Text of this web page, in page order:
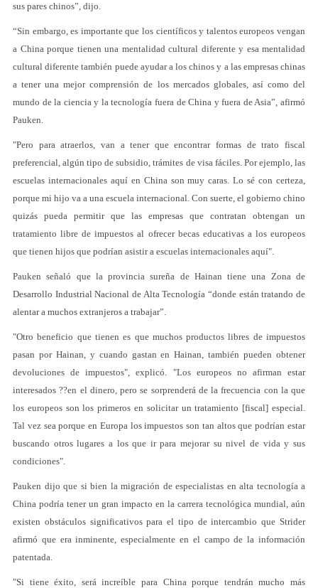
sus pares chinos”, dijo.
“Sin embargo, es importante que los científicos y talentos europeos vengan
a China porque tienen una mentalidad cultural diferente y esa mentalidad
cultural diferente también puede ayudar a los chinos y a las empresas chinas
a tener una mejor comprensión de los mercados globales, así como del
mundo de la ciencia y la tecnología fuera de China y fuera de Asia”, afirmó
Pauken.
"Pero para atraerlos, van a tener que encontrar formas de trato fiscal
preferencial, algún tipo de subsidio, trámites de visa fáciles. Por ejemplo, las
escuelas internacionales aquí en China son muy caras. Lo sé con certeza,
porque mi hijo va a una escuela internacional. Con suerte, el gobierno chino
quizás pueda permitir que las empresas que contratan obtengan un
tratamiento libre de impuestos al ofrecer becas educativas a los europeos
que tienen hijos que podrían asistir a escuelas internacionales aquí".
Pauken señaló que la provincia sureña de Hainan tiene una Zona de
Desarrollo Industrial Nacional de Alta Tecnología “donde están tratando de
alentar a muchos extranjeros a trabajar”.
"Otro beneficio que tienen es que muchos productos libres de impuestos
pasan por Hainan, y cuando gastan en Hainan, también pueden obtener
devoluciones de impuestos", explicó. "Los europeos no afirman estar
interesados ??en el dinero, pero se sorprenderá de la frecuencia con la que
los europeos son los primeros en solicitar un tratamiento [fiscal] especial.
Tal vez sea porque en Europa los impuestos son tan altos que podrían estar
buscando otros lugares a los que ir para mejorar su nivel de vida y sus
condiciones".
Pauken dijo que si bien la migración de especialistas en alta tecnología a
China podría tener un gran impacto en la carrera tecnológica mundial, aún
existen obstáculos significativos para el tipo de intercambio que Strider
afirmó que era inminente, especialmente en el campo de la información
patentada.
"Si tiene éxito, será increíble para China porque tendrán mucho más